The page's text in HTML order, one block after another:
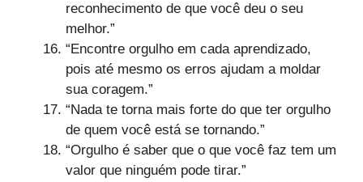
reconhecimento de que você deu o seu
melhor.”
“Encontre orgulho em cada aprendizado,
pois até mesmo os erros ajudam a moldar
sua coragem.”
“Nada te torna mais forte do que ter orgulho
de quem você está se tornando.”
“Orgulho é saber que o que você faz tem um
valor que ninguém pode tirar.”